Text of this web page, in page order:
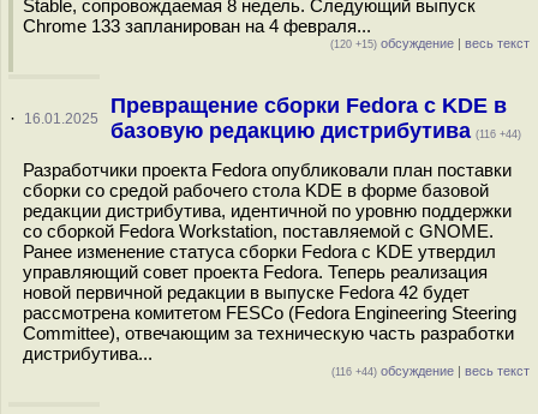
Stable, сопровождаемая 8 недель. Следующий выпуск
Chrome 133 запланирован на 4 февраля...
(120 +15) обсуждение | весь текст
· 16.01.2025
Превращение сборки Fedora c KDE в
базовую редакцию дистрибутива (116 +44)
Разработчики проекта Fedora опубликовали план поставки
сборки со средой рабочего стола KDE в форме базовой
редакции дистрибутива, идентичной по уровню поддержки
со сборкой Fedora Workstation, поставляемой с GNOME.
Ранее изменение статуса сборки Fedora с KDE утвердил
управляющий совет проекта Fedora. Теперь реализация
новой первичной редакции в выпуске Fedora 42 будет
рассмотрена комитетом FESCo (Fedora Engineering Steering
Committee), отвечающим за техническую часть разработки
дистрибутива...
(116 +44) обсуждение | весь текст